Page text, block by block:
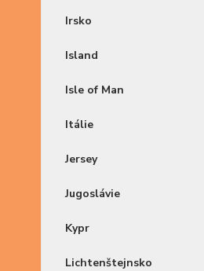
Irsko
Island
Isle of Man
Itálie
Jersey
Jugoslávie
Kypr
Lichtenštejnsko